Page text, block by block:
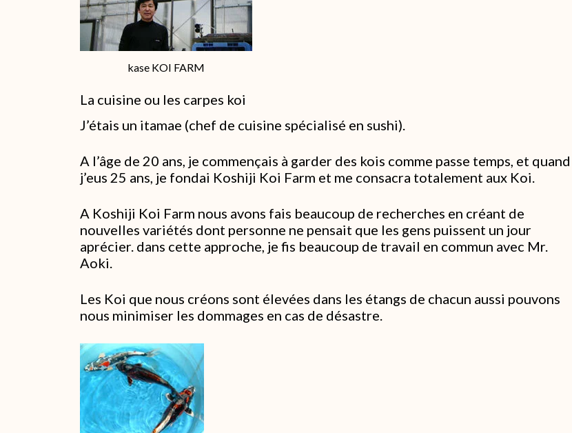
kase KOI FARM
La cuisine ou les carpes koi
J’étais un itamae (chef de cuisine spécialisé en sushi).
A l’âge de 20 ans, je commençais à garder des kois comme passe temps, et quand
j’eus 25 ans, je fondai Koshiji Koi Farm et me consacra totalement aux Koi.
A Koshiji Koi Farm nous avons fais beaucoup de recherches en créant de
nouvelles variétés dont personne ne pensait que les gens puissent un jour
aprécier. dans cette approche, je fis beaucoup de travail en commun avec Mr.
Aoki.
Les Koi que nous créons sont élevées dans les étangs de chacun aussi pouvons
nous minimiser les dommages en cas de désastre.